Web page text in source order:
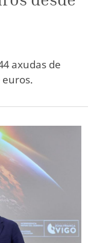
axudas de